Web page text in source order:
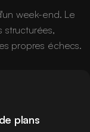
week-end. Le
structurées,
propres échecs.
plans